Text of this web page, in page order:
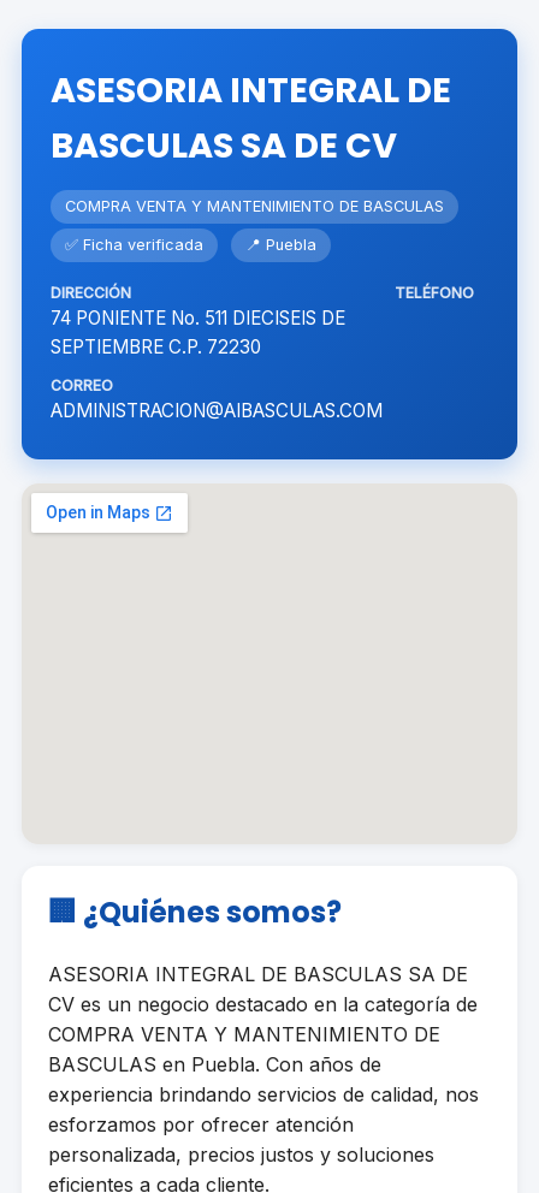
ASESORIA INTEGRAL DE
BASCULAS SA DE CV
COMPRA VENTA Y MANTENIMIENTO DE BASCULAS
✅ Ficha verificada 📍 Puebla
DIRECCIÓN
74 PONIENTE No. 511 DIECISEIS DE
SEPTIEMBRE C.P. 72230
TELÉFONO
CORREO
ADMINISTRACION@AIBASCULAS.COM
🏢 ¿Quiénes somos?
ASESORIA INTEGRAL DE BASCULAS SA DE
CV es un negocio destacado en la categoría de
COMPRA VENTA Y MANTENIMIENTO DE
BASCULAS en Puebla. Con años de
experiencia brindando servicios de calidad, nos
esforzamos por ofrecer atención
personalizada, precios justos y soluciones
eficientes a cada cliente.